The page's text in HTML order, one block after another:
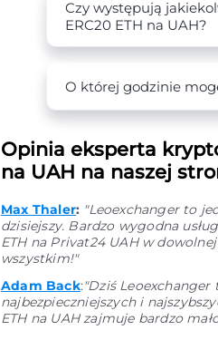
Czy występują
ERC20 ETH na UAH?
O której godzinie
Opinia eksperta
na UAH na naszej
Max Thaler: "Leoexchanger to
dzisiejszy. Bardzo wygodna
ETH na Privat24 UAH w
wszystkim!"
Adam Back:"Dziś Leoexchanger
najbezpieczniejszych i
ETH na UAH zajmuje bardzo